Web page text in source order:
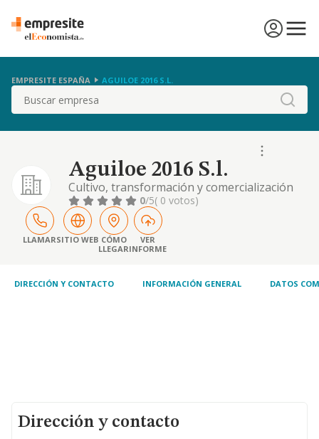
EMPRESITE ESPAÑA AGUILOE 2016 S.L.
Buscar
Aguiloe 2016 S.l.
Cultivo, transformación y comercialización
de productos agrícolas ecológicos
especialmente aloe vera, obtención de
derivados del mismo así como cultivo y
comercialización de productos
hortofrutícolas y árboles frutales. cnae 0113.
0/5( 0 votos)
LLAMARSITIO WEB CÓMO
LLEGAR
VER
INFORME
DIRECCIÓN Y CONTACTO INFORMACIÓN GENERAL DATOS
Dirección y contacto